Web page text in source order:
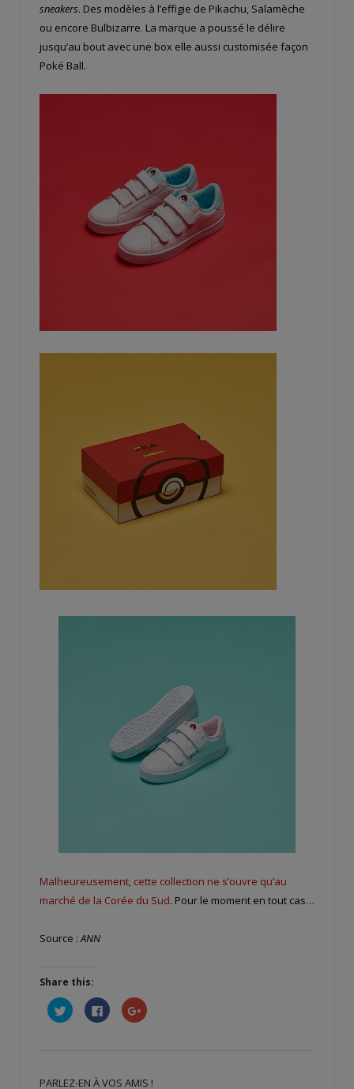
sneakers. Des modèles à l’effigie de Pikachu, Salamèche
ou encore Bulbizarre. La marque a poussé le délire
jusqu’au bout avec une box elle aussi customisée façon
Poké Ball.
Malheureusement, cette collection ne s’ouvre qu’au
marché de la Corée du Sud. Pour le moment en tout cas…
Source :ANN
Share this:
Cliquez
pour
partager
nouvelle
fenêtre)
Cliquez
pour
partager
fenêtre)
Cliquez
pour
nouvelle
PARLEZ-EN À VOS AMIS !